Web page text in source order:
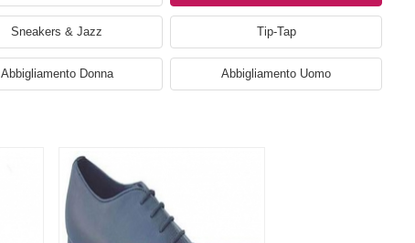
Sneakers & Jazz Tip-Tap
Abbigliamento Donna Abbigliamento Uomo